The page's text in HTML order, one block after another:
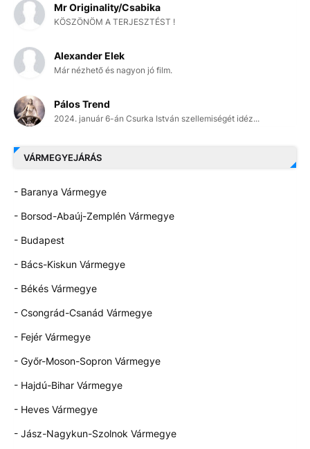
Mr Originality/Csabika
KÖSZÖNÖM A TERJESZTÉST !
Alexander Elek
Már nézhető és nagyon jó film.
Pálos Trend
2024. január 6-án Csurka István szellemiségét idéz...
VÁRMEGYEJÁRÁS
- Baranya Vármegye
- Borsod-Abaúj-Zemplén Vármegye
- Budapest
- Bács-Kiskun Vármegye
- Békés Vármegye
- Csongrád-Csanád Vármegye
- Fejér Vármegye
- Győr-Moson-Sopron Vármegye
- Hajdú-Bihar Vármegye
- Heves Vármegye
- Jász-Nagykun-Szolnok Vármegye